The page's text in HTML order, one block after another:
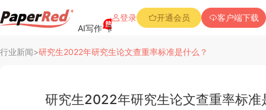
AI写作 降重复率 降Aigc率 免费查重 PPT创作
登录 开通会员 客户端下载
行业新闻>研究生2022年研究生论文查重率标准是什么？
研究生2022年研究生论文查重率标准